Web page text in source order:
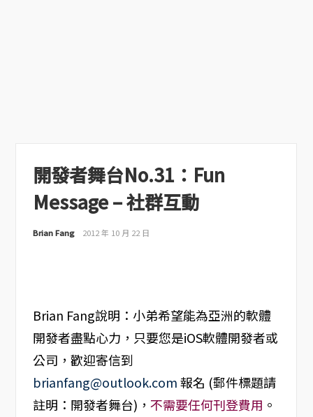
開發者舞台No.31：Fun
Message – 社群互動
Brian Fang 2012 年 10 月 22 日
Brian Fang說明：小弟希望能為亞洲的軟體
開發者盡點心力，只要您是iOS軟體開發者或
公司，歡迎寄信到
brianfang@outlook.com報名 (郵件標題請
註明：開發者舞台)， 不需要任何刊登費用 。